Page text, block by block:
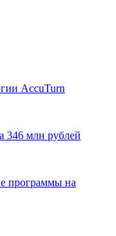
AccuTurn
346 млн рублей
программы на